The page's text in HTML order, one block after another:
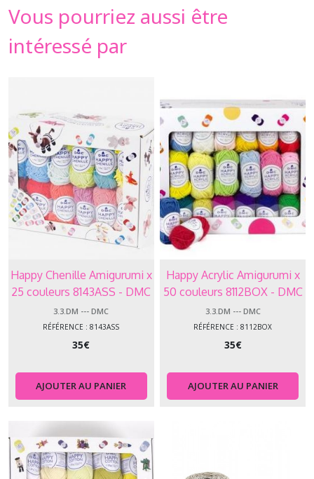
Vous pourriez aussi être
intéressé par
Happy Chenille Amigurumi x
25 couleurs 8143ASS - DMC
3.3.DM --- DMC
RÉFÉRENCE : 8143ASS
35€
AJOUTER AU PANIER
Happy Acrylic Amigurumi x
50 couleurs 8112BOX - DMC
3.3.DM --- DMC
RÉFÉRENCE : 8112BOX
35€
AJOUTER AU PANIER